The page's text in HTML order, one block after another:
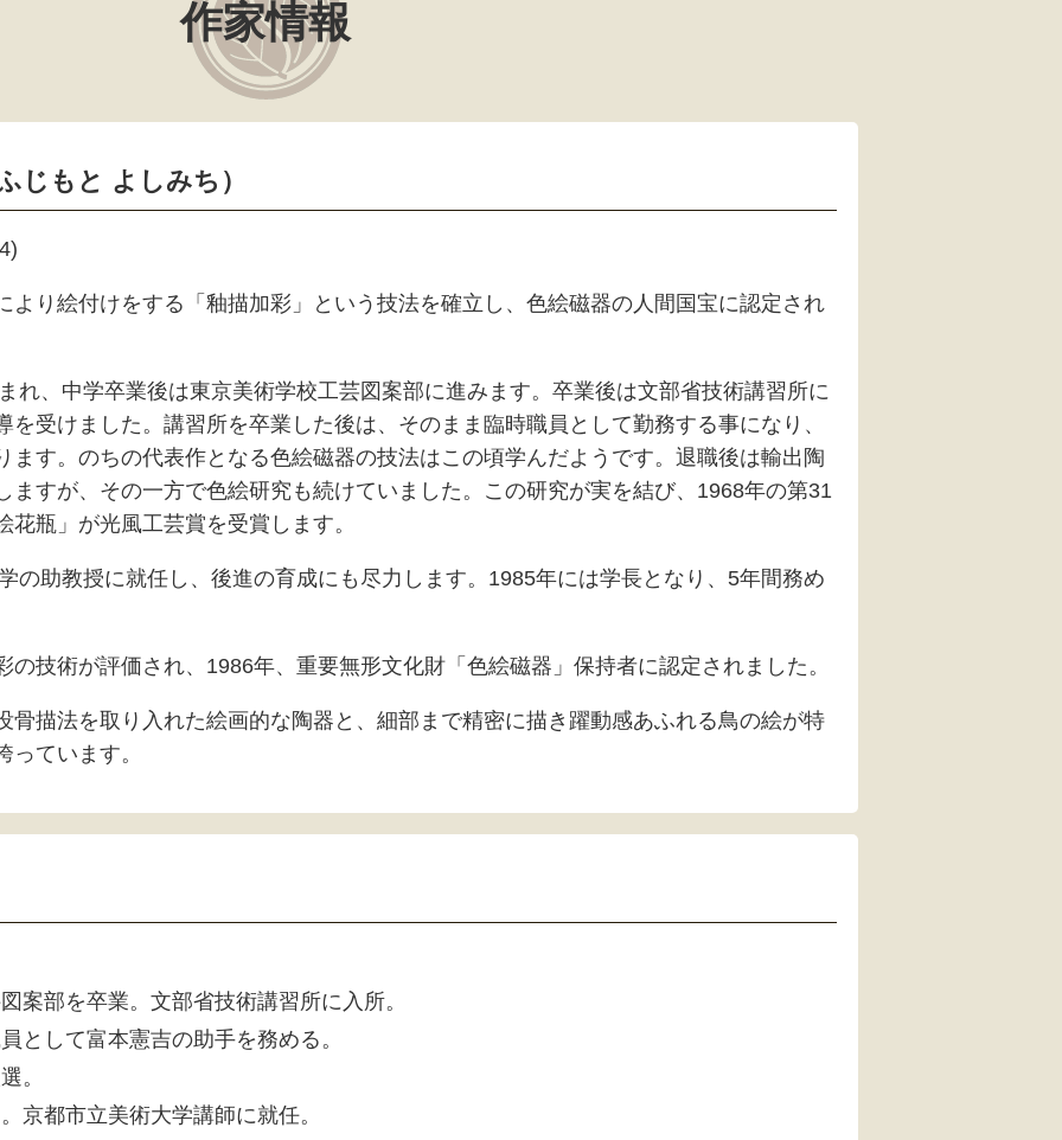
作家情報
じもと よしみち）
より絵付けをする「釉描加彩」という技法を確立し、色絵磁器の人間国宝に認定され
れ、中学卒業後は東京美術学校工芸図案部に進みます。卒業後は文部省技術講習所に
受けました。講習所を卒業した後は、そのまま臨時職員として勤務する事になり、
ます。のちの代表作となる色絵磁器の技法はこの頃学んだようです。退職後は輸出陶
ますが、その一方で色絵研究も続けていました。この研究が実を結び、1968年の第31
瓶」が光風工芸賞を受賞します。
の助教授に就任し、後進の育成にも尽力します。1985年には学長となり、5年間務め
技術が評価され、1986年、重要無形文化財「色絵磁器」保持者に認定されました。
骨描法を取り入れた絵画的な陶器と、細部まで精密に描き躍動感あふれる鳥の絵が特
ています。
案部を卒業。文部省技術講習所に入所。
として富本憲吉の助手を務める。
。
京都市立美術大学講師に就任。